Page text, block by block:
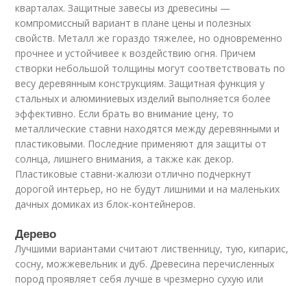
кварталах. Защитные завесы из древесины —
компромиссный вариант в плане цены и полезных
свойств. Металл же гораздо тяжелее, но одновременно
прочнее и устойчивее к воздействию огня. Причем
створки небольшой толщины могут соответствовать по
весу деревянным конструкциям. Защитная функция у
стальных и алюминиевых изделий выполняется более
эффективно. Если брать во внимание цену, то
металлические ставни находятся между деревянными и
пластиковыми. Последние применяют для защиты от
солнца, лишнего внимания, а также как декор.
Пластиковые ставни-жалюзи отлично подчеркнут
дорогой интерьер, но не будут лишними и на маленьких
дачных домиках из блок-контейнеров.
Дерево
Лучшими вариантами считают лиственницу, тую, кипарис,
сосну, можжевельник и дуб. Древесина перечисленных
пород проявляет себя лучше в чрезмерно сухую или